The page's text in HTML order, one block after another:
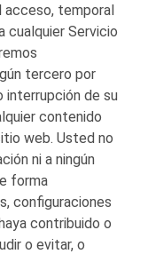
acceso, temporal
cualquier Servicio
tercero por
interrupción de su
contenido
web. Usted no
ni a ningún
forma
configuraciones
contribuido o
o evitar, o